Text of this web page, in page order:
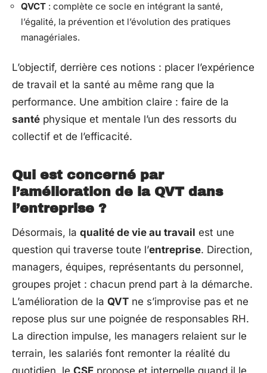
QVCT : complète ce socle en intégrant la santé,
l’égalité, la prévention et l’évolution des pratiques
managériales.
L’objectif, derrière ces notions : placer l’expérience
de travail et la santé au même rang que la
performance. Une ambition claire : faire de la
santé physique et mentale l’un des ressorts du
collectif et de l’efficacité.
Qui est concerné par
l’amélioration de la QVT dans
l’entreprise ?
Désormais, la qualité de vie au travail est une
question qui traverse toute l’entreprise. Direction,
managers, équipes, représentants du personnel,
groupes projet : chacun prend part à la démarche.
L’amélioration de la QVT ne s’improvise pas et ne
repose plus sur une poignée de responsables RH.
La direction impulse, les managers relaient sur le
terrain, les salariés font remonter la réalité du
quotidien, le CSE propose et interpelle quand il le